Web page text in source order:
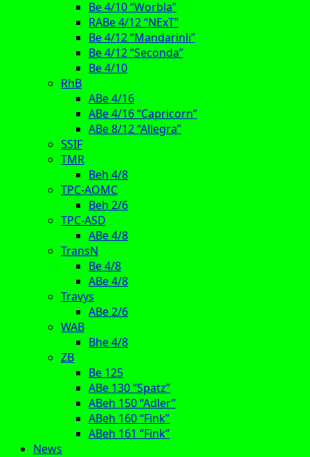
Be 4/10 “Worbla”
RABe 4/12 “NExT”
Be 4/12 “Mandarinli”
Be 4/12 “Seconda”
Be 4/10
RhB
ABe 4/16
ABe 4/16 “Capricorn”
ABe 8/12 “Allegra”
SSIF
TMR
Beh 4/8
TPC-AOMC
Beh 2/6
TPC-ASD
ABe 4/8
TransN
Be 4/8
ABe 4/8
Travys
ABe 2/6
WAB
Bhe 4/8
ZB
Be 125
ABe 130 “Spatz”
ABeh 150 “Adler”
ABeh 160 “Fink”
ABeh 161 “Fink”
News